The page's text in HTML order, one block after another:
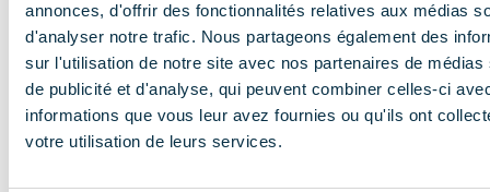
annonces, d'offrir des fonctionnalités relatives aux médias
d'analyser notre trafic. Nous partageons également des
sur l'utilisation de notre site avec nos partenaires de médias
de publicité et d'analyse, qui peuvent combiner celles-ci
informations que vous leur avez fournies ou qu'ils ont
votre utilisation de leurs services.
NOS MISSIONS
Le COMIDENT
apporte son